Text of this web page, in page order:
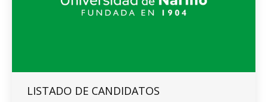
LISTADO DE CANDIDATOS